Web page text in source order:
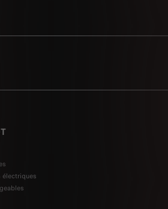
électriques